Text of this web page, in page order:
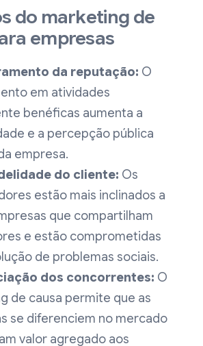
do marketing de
empresas
da reputação: O
em atividades
benéficas aumenta a
e a percepção pública
empresa.
do cliente: Os
estão mais inclinados a
que compartilham
e estão comprometidas
de problemas sociais.
dos concorrentes: O
de causa permite que as
se diferenciem no mercado
valor agregado aos